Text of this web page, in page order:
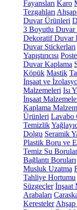
Fayansları Karo
Tezgahları
Duvar Ürünleri
3 Boyutlu Duvar
Dekoratif Duvar
Duvar Stickerları
Yapıştırıcısı
Duvar Kaplama
Köpük Mastik
İnşaat ve
Malzemeleri Isı
İnşaat
Kaplama
Ürünleri Lavabo
Temizlik
Dolgu Seramik
Plastik Boru ve
Temiz Su
Bağlantı Boruları
Musluk Uzatma
Tahliye Hortumu
Süzgeçler İnşaat
Arabaları
Keresteler Ahşap